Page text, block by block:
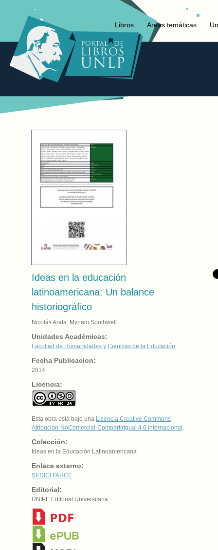
Libros Areas temáticas
Ideas en la educación
latinoamericana: Un balance
historiográfico
Nicolás Arata, Myriam Southwell
Unidades Académicas:
Facultad de Humanidades y Ciencias de la Educación
Fecha Publicacion:
2014
Licencia:
Esta obra está bajo una Licencia Creative Commons
Atribución-NoComercial-CompartirIgual 4.0 Internacional
Colección:
Ideas en la Educación Latinoamericana
Enlace externo:
SEDICI FAHCE
Editorial:
UNIPE Editorial Universitaria